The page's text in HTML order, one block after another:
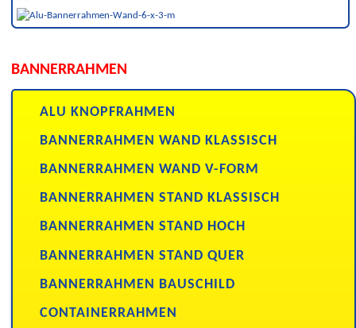
BANNERRAHMEN
ALU KNOPFRAHMEN
BANNERRAHMEN WAND KLASSISCH
BANNERRAHMEN WAND V-FORM
BANNERRAHMEN STAND KLASSISCH
BANNERRAHMEN STAND HOCH
BANNERRAHMEN STAND QUER
BANNERRAHMEN BAUSCHILD
CONTAINERRAHMEN